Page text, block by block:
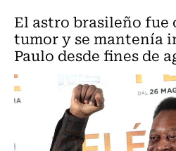
El astro brasileño fue
tumor y se mantenía
Paulo desde fines de